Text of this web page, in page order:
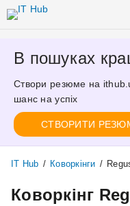
В пошуках
Створи резюме на
шанс на успіх
СТВОРИТИ
IT Hub / Коворкінги /
Коворкінг